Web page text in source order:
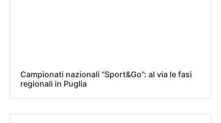
Campionati nazionali “Sport&Go”: al via le fasi
regionali in Puglia